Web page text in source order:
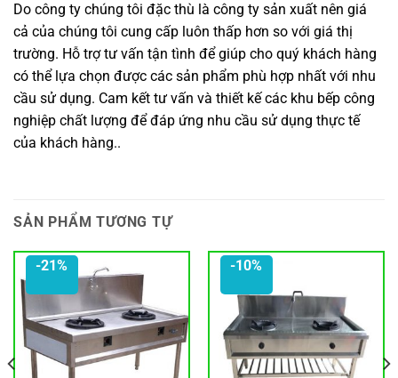
Do công ty chúng tôi đặc thù là công ty sản xuất nên giá
cả của chúng tôi cung cấp luôn thấp hơn so với giá thị
trường. Hỗ trợ tư vấn tận tình để giúp cho quý khách hàng
có thể lựa chọn được các sản phẩm phù hợp nhất với nhu
cầu sử dụng. Cam kết tư vấn và thiết kế các khu bếp công
nghiệp chất lượng để đáp ứng nhu cầu sử dụng thực tế
của khách hàng..
SẢN PHẨM TƯƠNG TỰ
-21% -10%